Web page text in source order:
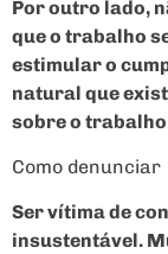
Por outro lado,
que o trabalho
estimular o
natural que
sobre o
Como denunciar
Ser vítima de
insustentável.